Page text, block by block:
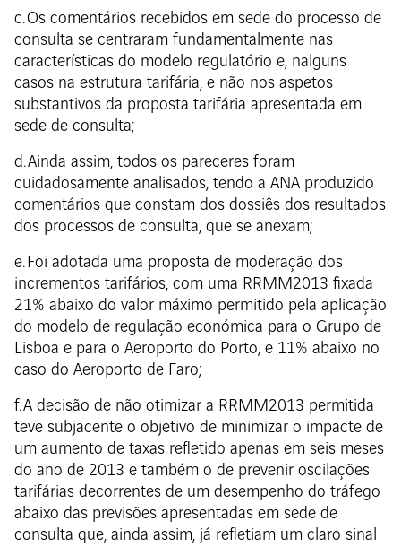
c. Os comentários recebidos em sede do processo de
consulta se centraram fundamentalmente nas
características do modelo regulatório e, nalguns
casos na estrutura tarifária, e não nos aspetos
substantivos da proposta tarifária apresentada em
sede de consulta;
d. Ainda assim, todos os pareceres foram
cuidadosamente analisados, tendo a ANA produzido
comentários que constam dos dossiês dos resultados
dos processos de consulta, que se anexam;
e. Foi adotada uma proposta de moderação dos
incrementos tarifários, com uma RRMM2013 fixada
21% abaixo do valor máximo permitido pela aplicação
do modelo de regulação económica para o Grupo de
Lisboa e para o Aeroporto do Porto, e 11% abaixo no
caso do Aeroporto de Faro;
f. A decisão de não otimizar a RRMM2013 permitida
teve subjacente o objetivo de minimizar o impacte de
um aumento de taxas refletido apenas em seis meses
do ano de 2013 e também o de prevenir oscilações
tarifárias decorrentes de um desempenho do tráfego
abaixo das previsões apresentadas em sede de
consulta que, ainda assim, já refletiam um claro sinal